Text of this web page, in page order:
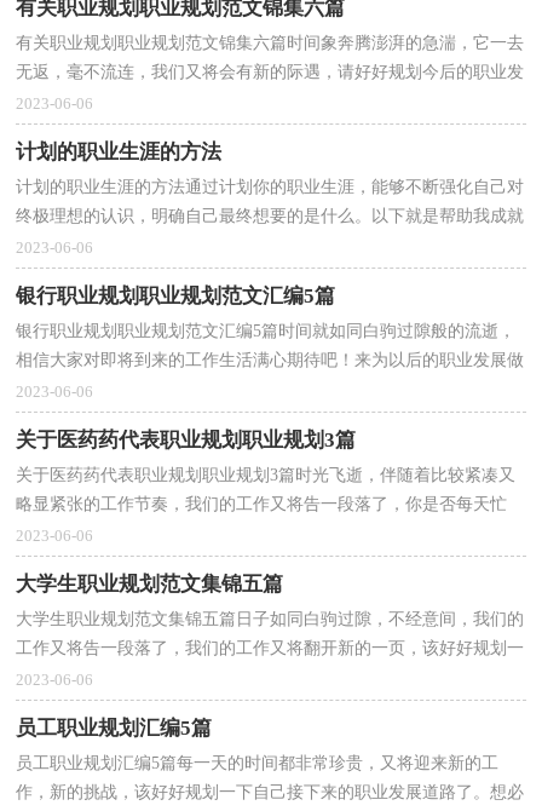
有关职业规划职业规划范文锦集六篇
有关职业规划职业规划范文锦集六篇时间象奔腾澎湃的急湍，它一去
无返，毫不流连，我们又将会有新的际遇，请好好规划今后的职业发
展道路。什么样的职业规划才是好的职业规划呢？以下是...
2023-06-06
计划的职业生涯的方法
计划的职业生涯的方法通过计划你的职业生涯，能够不断强化自己对
终极理想的认识，明确自己最终想要的是什么。以下就是帮助我成就
职业生涯的三条建议：首先，正确定位。计划你的职业...
2023-06-06
银行职业规划职业规划范文汇编5篇
银行职业规划职业规划范文汇编5篇时间就如同白驹过隙般的流逝，
相信大家对即将到来的工作生活满心期待吧！来为以后的职业发展做
一份职业规划吧。职业规划怎么写才不会千篇一律...
2023-06-06
关于医药药代表职业规划职业规划3篇
关于医药药代表职业规划职业规划3篇时光飞逝，伴随着比较紧凑又
略显紧张的工作节奏，我们的工作又将告一段落了，你是否每天忙
碌，但成果有限，我想我们需要好好地做个职业规划了。那...
2023-06-06
大学生职业规划范文集锦五篇
大学生职业规划范文集锦五篇日子如同白驹过隙，不经意间，我们的
工作又将告一段落了，我们的工作又将翻开新的一页，该好好规划一
下自己接下来的职业发展道路了。职业规划的开头要怎...
2023-06-06
员工职业规划汇编5篇
员工职业规划汇编5篇每一天的时间都非常珍贵，又将迎来新的工
作，新的挑战，该好好规划一下自己接下来的职业发展道路了。想必